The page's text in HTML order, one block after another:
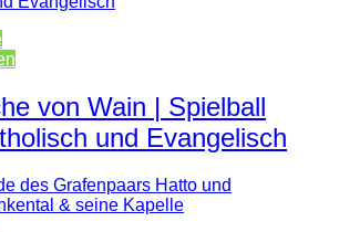
von Wain | Spielball
und Evangelisch